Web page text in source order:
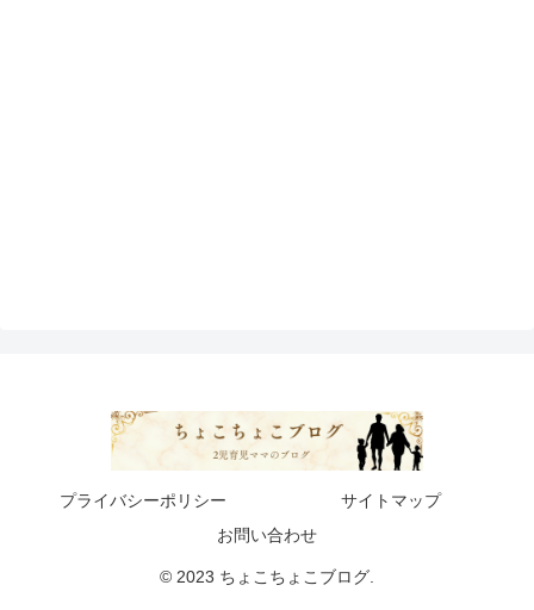
プライバシーポリシー
サイトマップ
お問い合わせ
© 2023 ちょこちょこブログ.